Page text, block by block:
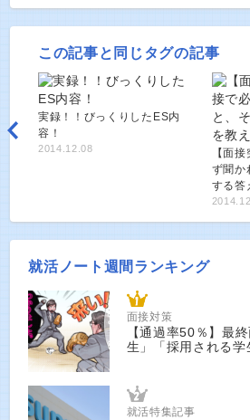
この記事と同じタグの記事
実録！！びっくりしたES内
容！
2014.12.08
【面
ず聞か
する答
就活ノート週間ランキング
面接対策
【通過率50％】最
生」「採用される学
就活特集記事